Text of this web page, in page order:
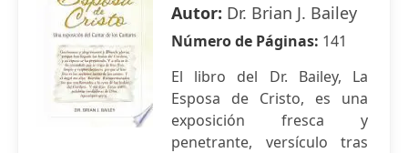
Autor: Dr. Brian J. Bailey
Número de Páginas: 141
El libro del Dr. Bailey, La
Esposa de Cristo, es una
exposición fresca y
penetrante, versículo tras